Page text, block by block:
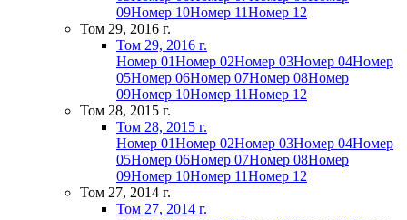
09Номер 10Номер 11Номер 12
Том 29, 2016 г.
Том 29, 2016 г.
Номер 01Номер 02Номер 03Номер 04Номер
05Номер 06Номер 07Номер 08Номер
09Номер 10Номер 11Номер 12
Том 28, 2015 г.
Том 28, 2015 г.
Номер 01Номер 02Номер 03Номер 04Номер
05Номер 06Номер 07Номер 08Номер
09Номер 10Номер 11Номер 12
Том 27, 2014 г.
Том 27, 2014 г.